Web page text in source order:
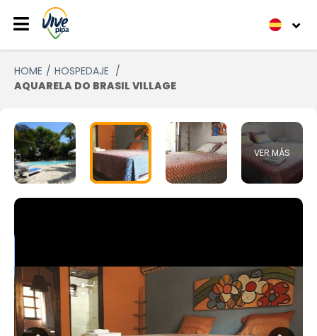
HOME
HOSPEDAJE
AQUARELA DO BRASIL VILLAGE
VER MÁS